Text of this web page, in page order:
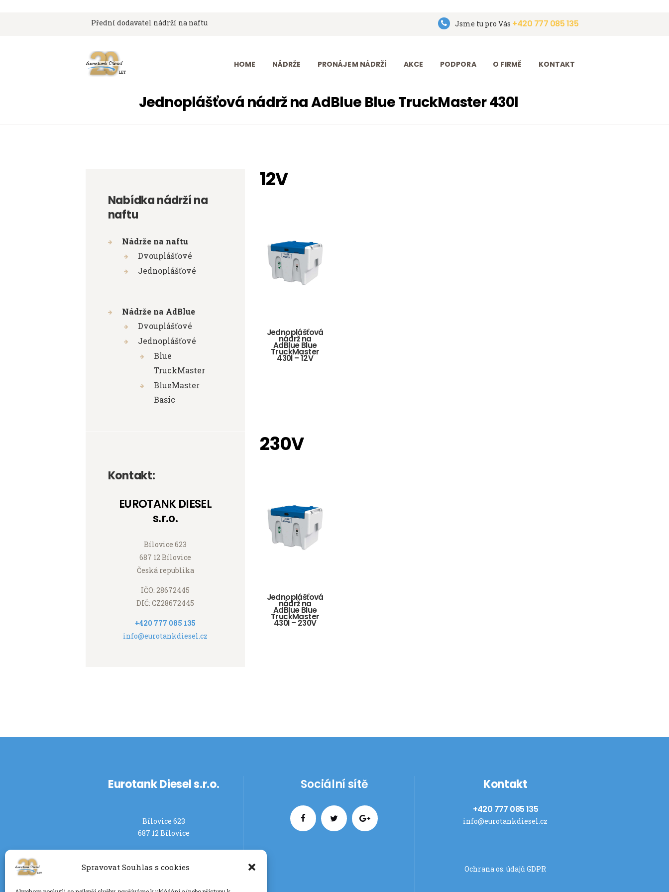
Spravovat Souhlas s cookies
Přední dodavatel nádrží na naftu Jsme tu pro Vás +420 777 085 135
HOME NÁDRŽE PRONÁJEM NÁDRŽÍ AKCE PODPORA O FIRMĚ KONTAKT
Jednoplášťová nádrž na AdBlue Blue TruckMaster 430l
PRONÁJEM
AKCE
KONTAKT
12V
Jednoplášťová
nádrž na
AdBlue Blue
TruckMaster
430l – 12V
230V
Jednoplášťová
nádrž na
AdBlue Blue
TruckMaster
430l – 230V
Nabídka nádrží na
naftu
Nádrže na naftu
Dvouplášťové
Jednoplášťové
Nádrže na AdBlue
Dvouplášťové
Jednoplášťové
Blue
TruckMaster
BlueMaster
Basic
Kontakt:
EUROTANK DIESEL
s.r.o.
Bílovice 623
687 12 Bílovice
Česká republika
IČO: 28672445
DIČ: CZ28672445
+420 777 085 135
info@eurotankdiesel.cz
Eurotank Diesel s.r.o.
Bílovice 623
687 12 Bílovice
Sociální sítě Kontakt
+420 777 085 135
info@eurotankdiesel.cz
Ochrana os. údajů GDPR